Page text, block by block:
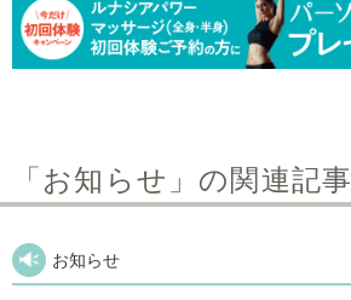
「お知らせ」の関連記事
お知らせ